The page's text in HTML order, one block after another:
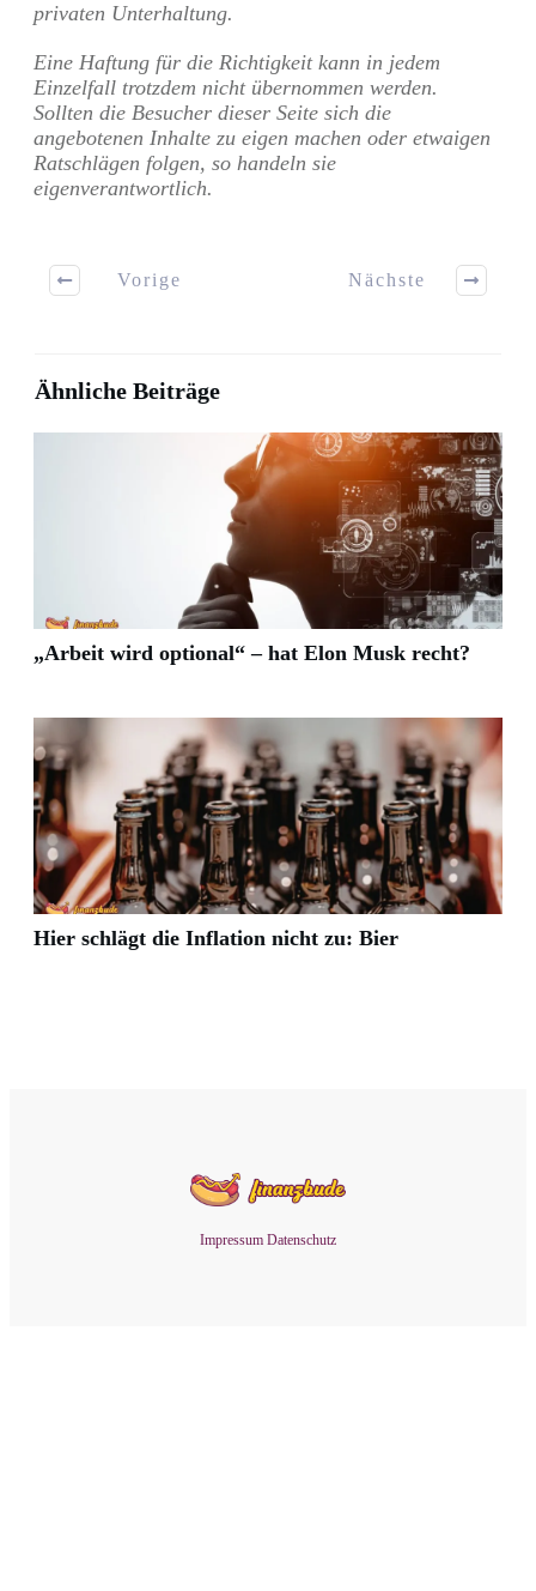
privaten Unterhaltung.
Eine Haftung für die Richtigkeit kann in jedem
Einzelfall trotzdem nicht übernommen werden.
Sollten die Besucher dieser Seite sich die
angebotenen Inhalte zu eigen machen oder etwaigen
Ratschlägen folgen, so handeln sie
eigenverantwortlich.
Vorige Nächste
Ähnliche Beiträge
„Arbeit wird optional“ – hat Elon Musk recht?
Hier schlägt die Inflation nicht zu: Bier
Impressum Datenschutz